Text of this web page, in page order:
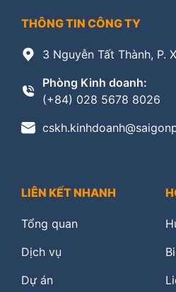
THÔNG TIN CÔNG TY
3 Nguyễn Tất Thành, P.
Phòng Kinh doanh:
(+84) 028 5678 8026
LIÊN KẾT NHANH
Tổng quan
Dịch vụ
Dự án